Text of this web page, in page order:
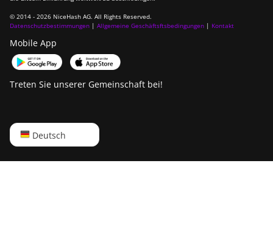
© 2014 - 2026 NiceHash AG. All Rights Reserved.
Datenschutzbestimmungen | Allgemeine Geschäftsftsbedingungen | Kontakt
Mobile App
Treten Sie unserer Gemeinschaft bei!
Deutsch
English